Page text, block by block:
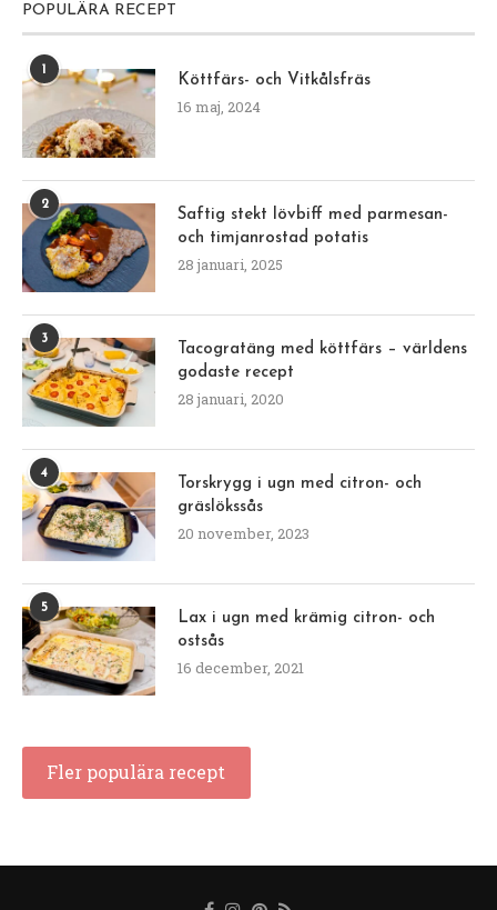
POPULÄRA RECEPT
1
Köttfärs- och Vitkålsfräs
16 maj, 2024
2
Saftig stekt lövbiff med parmesan-
och timjanrostad potatis
28 januari, 2025
3
Tacogratäng med köttfärs – världens
godaste recept
28 januari, 2020
4
Torskrygg i ugn med citron- och
gräslökssås
20 november, 2023
5
Lax i ugn med krämig citron- och
ostsås
16 december, 2021
Fler populära recept